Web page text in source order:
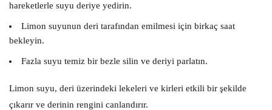
hareketlerle suyu deriye yedirin.
Limon suyunun deri tarafından emilmesi için birkaç saat
bekleyin.
Fazla suyu temiz bir bezle silin ve deriyi parlatın.
Limon suyu, deri üzerindeki lekeleri ve kirleri etkili bir şekilde
çıkarır ve derinin rengini canlandırır.